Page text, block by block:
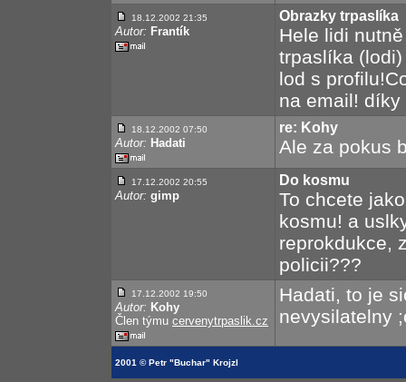
18.12.2002 21:35
Autor: Frantík
Obrazky trpaslíka
Hele lidi
trpaslíka
lod s
na email! díky
18.12.2002 07:50
Autor: Hadati
re: Kohy
Ale za pokus
17.12.2002 20:55
Autor: gimp
Do kosmu
To chcete
kosmu! a
reprokdukce,
policii???
17.12.2002 19:50
Autor: Kohy
Člen týmu cervenytrpaslik.cz
Hadati, to je
nevysilatelny
2001 © Petr "Buchar" Krojzl